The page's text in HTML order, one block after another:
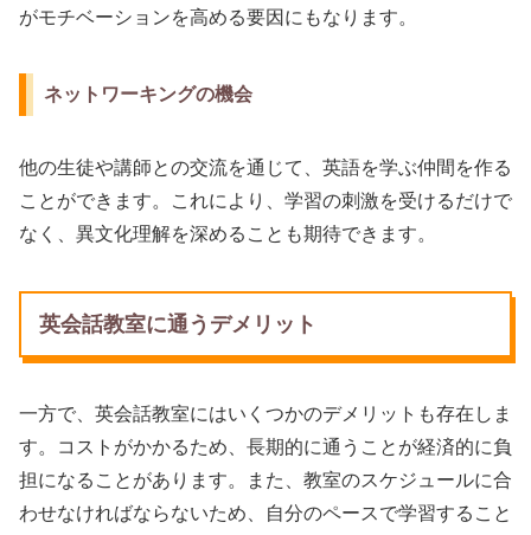
がモチベーションを高める要因にもなります。
ネットワーキングの機会
他の生徒や講師との交流を通じて、英語を学ぶ仲間を作る
ことができます。これにより、学習の刺激を受けるだけで
なく、異文化理解を深めることも期待できます。
英会話教室に通うデメリット
一方で、英会話教室にはいくつかのデメリットも存在しま
す。コストがかかるため、長期的に通うことが経済的に負
担になることがあります。また、教室のスケジュールに合
わせなければならないため、自分のペースで学習すること